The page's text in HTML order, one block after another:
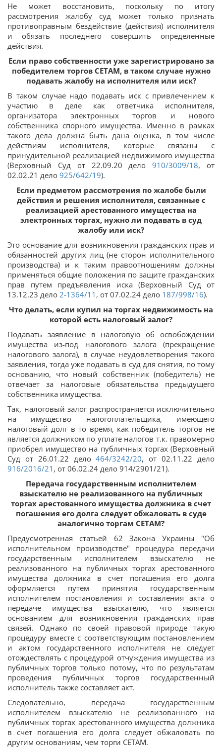
Не может восстановить, поскольку по итогу
рассмотрения жалобу суд может только признать
противоправным бездействие (действия) исполнителя
и обязать последнего совершить определенные
действия.
Если право собственности уже зарегистрировано за
победителем торгов СЕТАМ, в таком случае нужно
подавать жалобу на исполнителя или иск?
В таком случае надо подавать иск с привлечением к
участию в деле как ответчика исполнителя,
организатора электронных торгов и нового
собственника спорного имущества. Именно в рамках
такого дела должна быть дана оценка, в том числе
действиям исполнителя, которые связаны с
принудительной реализацией недвижимого имущества
(Верховный Суд от 22.09.20 дело910/3009/18, от
02.02.21 дело 925/642/19).
Если предметом рассмотрения по жалобе были
действия и решения исполнителя, связанные с
реализацией арестованного имущества на
электронных торгах, нужно ли подавать в суд
жалобу или иск?
Это основание для возникновения гражданских прав и
обязанностей других лиц (не сторон исполнительного
производства) и к таким правоотношениям должны
применяться общие положения по защите гражданских
прав путем предъявления иска (Верховный Суд от
13.12.23 дело 2-1364/11 , от 07.02.24 дело 187/998/16).
Что делать, если купил на торгах недвижимость на
которой есть налоговый залог?
Подавать заявление в налоговую об освобождении
имущества из-под налогового залога (прекращение
налогового залога), в случае неудовлетворения такого
заявления, тогда уже подавать в суд для снятия, по тому
основанию, что новый собственник (победитель) не
отвечает за налоговые обязательства предыдущего
собственника имущества.
Так, налоговый залог распространяется исключительно
на имущество налогоплательщика, имеющего
налоговый долг в то время, как победитель торгов не
является должником по уплате налогов т.к. правомерно
приобрел имущество на публичных торгах (Верховный
Суд от 26.01.22 дело464/3242/20, от 02.11.22 дело
916/2016/21 , от 06.02.24 дело 914/2901/21).
Передача государственным исполнителем
взыскателю не реализованного на публичных
торгах арестованного имущества должника в счет
погашения его долга следует обжаловать в суде
аналогично торгам СЕТАМ?
Предусмотренная статьей 62 Закона Украины "Об
исполнительном производстве" процедура передачи
государственным исполнителем взыскателю не
реализованного на публичных торгах арестованного
имущества должника в счет погашения его долга
оформляется путем принятия государственным
исполнителем постановления и составления акта о
передаче имущества взыскателю, что является
основанием для возникновения гражданских прав
связей. Однако по своей правовой природе такую
процедуру вместе с соответствующим постановлением
и актом государственного исполнителя не следует
отождествлять с процедурой отчуждения имущества из
публичных торгов только потому, что по результатам
проведения публичных торгов государственный
исполнитель также составляет акт.
Следовательно, передача государственным
исполнителем взыскателю не реализованного на
публичных торгах арестованного имущества должника
в счет погашения его долга следует обжаловать по
другим основаниям, чем торги СЕТАМ.